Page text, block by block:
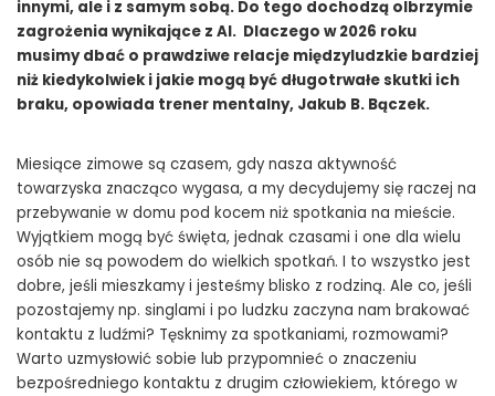
innymi, ale i z samym sobą. Do tego dochodzą olbrzymie
zagrożenia wynikające z AI. Dlaczego w 2026 roku
musimy dbać o prawdziwe relacje międzyludzkie bardziej
niż kiedykolwiek i jakie mogą być długotrwałe skutki ich
braku, opowiada trener mentalny, Jakub B. Bączek.
Miesiące zimowe są czasem, gdy nasza aktywność
towarzyska znacząco wygasa, a my decydujemy się raczej na
przebywanie w domu pod kocem niż spotkania na mieście.
Wyjątkiem mogą być święta, jednak czasami i one dla wielu
osób nie są powodem do wielkich spotkań. I to wszystko jest
dobre, jeśli mieszkamy i jesteśmy blisko z rodziną. Ale co, jeśli
pozostajemy np. singlami i po ludzku zaczyna nam brakować
kontaktu z ludźmi? Tęsknimy za spotkaniami, rozmowami?
Warto uzmysłowić sobie lub przypomnieć o znaczeniu
bezpośredniego kontaktu z drugim człowiekiem, którego w